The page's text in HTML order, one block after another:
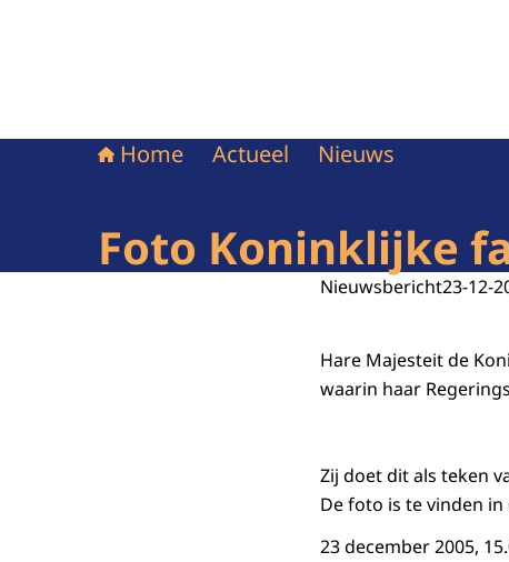
Home Actueel Nieuws
Foto Koninklijke
Nieuwsbericht23-12-
Hare Majesteit de
waarin haar
Zij doet dit als teken
De foto is te vinden
23 december 2005,